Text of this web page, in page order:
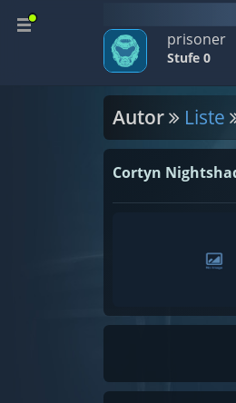
prisoner
Stufe 0
Autor Liste
Cortyn